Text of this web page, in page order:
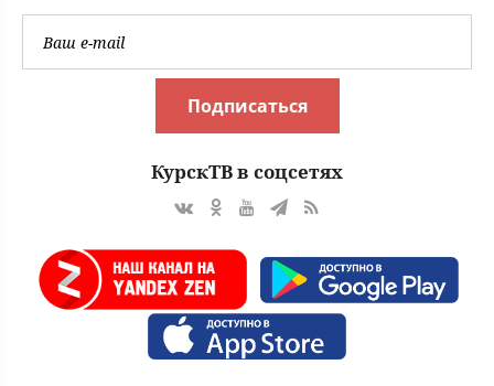
Подписаться
КурскТВ в соцсетях